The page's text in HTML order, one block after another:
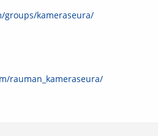
groups/kameraseura/
rauman_kameraseura/